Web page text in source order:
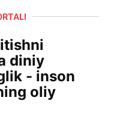
diniy
- inson
oliy